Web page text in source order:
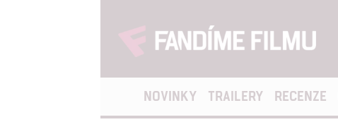
NOVINKY TRAILERY RECENZE